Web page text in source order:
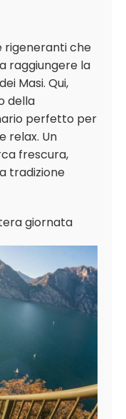
rigeneranti che
raggiungere la
Masi. Qui,
della
perfetto per
relax. Un
frescura,
tradizione
giornata